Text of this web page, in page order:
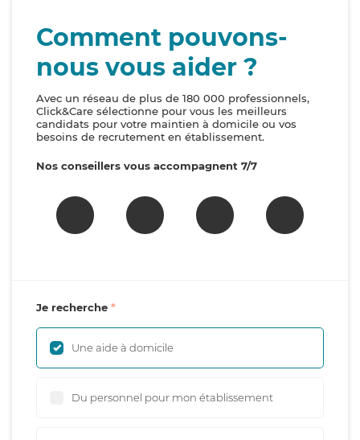
Comment pouvons-
nous vous aider ?
Avec un réseau de plus de 180 000 professionnels,
Click&Care sélectionne pour vous les meilleurs
candidats pour votre maintien à domicile ou vos
besoins de recrutement en établissement.
Nos conseillers vous accompagnent 7/7
Je recherche
Une aide à domicile
Du personnel pour mon établissement